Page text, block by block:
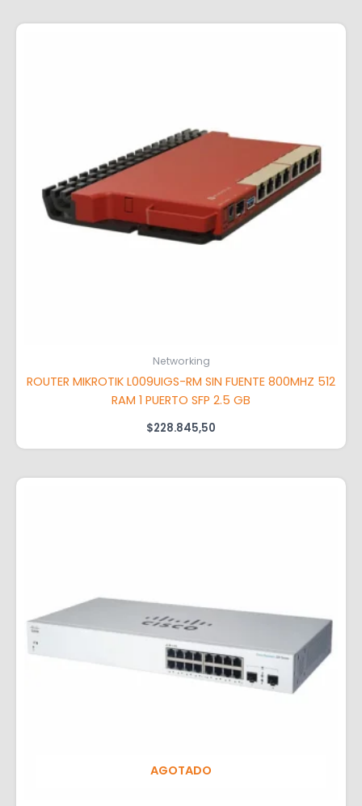
Networking
ROUTER MIKROTIK L009UIGS-RM SIN FUENTE 800MHZ 512
RAM 1 PUERTO SFP 2.5 GB
$228.845,50
AGOTADO